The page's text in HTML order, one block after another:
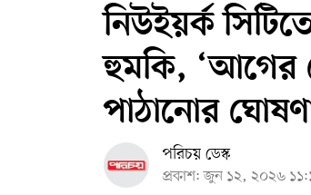
নিউইয়র্ক
হুমকি, ‘আগের
পাঠানোর
পরিচয় ডেস্ক
প্রকাশ: জুন ১২, ২০২৬